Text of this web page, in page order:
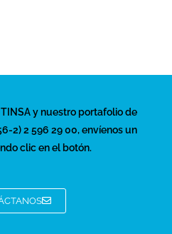
y nuestro portafolio de
2) 2 596 29 00, envíenos un
clic en el botón.